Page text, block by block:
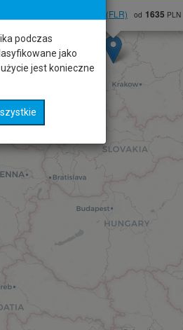
Florencji (FLR) od 1635 PLN
podczas
jako
jest konieczne